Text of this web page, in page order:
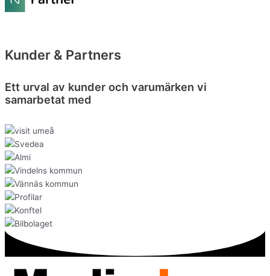
Kunder & Partners
Ett urval av kunder och varumärken vi
samarbetat med